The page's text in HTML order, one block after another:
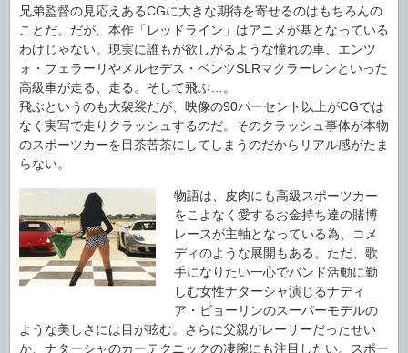
兄弟監督の見応えあるCGに大きな期待を寄せるのはもちろんの
ことだ。だが、本作「レッドライン」はアニメが基となっている
わけじゃない。現実に誰もが欲しがるような憧れの車、エンツ
ォ・フェラーリやメルセデス・ベンツSLRマクラーレンといった
高級車が走る、走る。そして飛ぶ…。
飛ぶというのも大袈裟だが、映像の90パーセント以上がCGでは
なく実写で走りクラッシュするのだ。そのクラッシュ事体が本物
のスポーツカーを目茶苦茶にしてしまうのだからリアル感がたま
らない。
物語は、皮肉にも高級スポーツカー
をこよなく愛するお金持ち達の賭博
レースが主軸となっている為、コメ
ディのような展開もある。ただ、歌
手になりたい一心でバンド活動に勤
しむ女性ナターシャ演じるナディ
ア・ビョーリンのスーパーモデルの
ような美しさには目が眩む。さらに父親がレーサーだったせい
か、ナターシャのカーテクニックの凄腕にも注目したい。スポー